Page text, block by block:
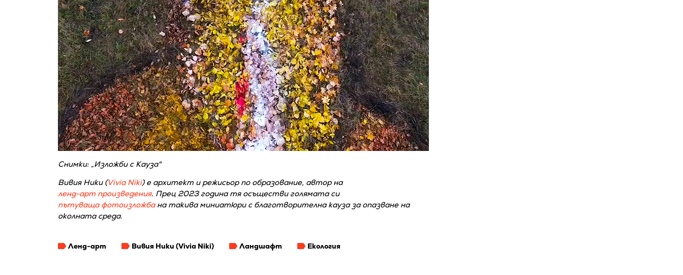
Снимки: „Изложби с Кауза"
Вивия Ники (Vivia Niki) е архитект и режисьор по образование, автор на
ленд-арт произведения. Прец 2023 година тя осъществи голямата си
пътуваща фотоизложбана такива миниатюри с благотворителна кауза за опазване на
околната среда.
Ленд-арт Вивия Ники (Vivia Niki) Ландшафт Екология